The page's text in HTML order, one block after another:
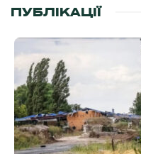
ПУБЛІКАЦІЇ